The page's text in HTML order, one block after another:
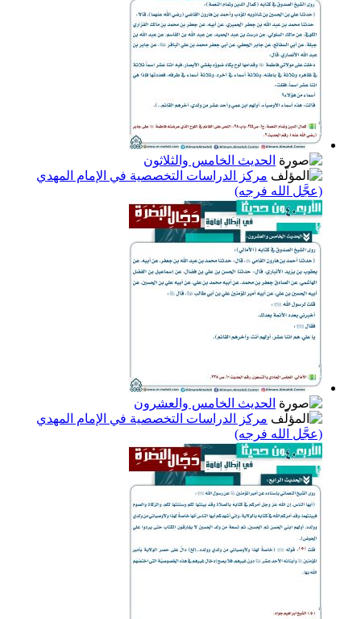
الحديث الخامس والثلاثون
مركز الدراسات التخصصية في الإمام المهدي
(عجَّل الله فرجه)
الحديث الخامس والعشرون
مركز الدراسات التخصصية في الإمام المهدي
(عجَّل الله فرجه)